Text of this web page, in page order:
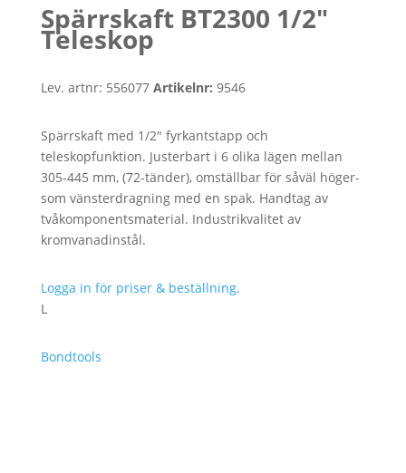
Spärrskaft BT2300 1/2″
Teleskop
Lev. artnr: 556077 Artikelnr: 9546
Spärrskaft med 1/2″ fyrkantstapp och
teleskopfunktion. Justerbart i 6 olika lägen mellan
305-445 mm, (72-tänder), omställbar för såväl höger-
som vänsterdragning med en spak. Handtag av
tvåkomponentsmaterial. Industrikvalitet av
kromvanadinstål.
Logga in för priser & beställning.
L
Bondtools